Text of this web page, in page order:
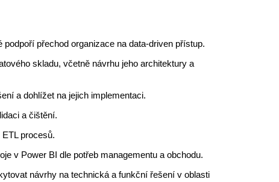
přechod organizace na data-driven přístup.
skladu, včetně návrhu jeho architektury a
a dohlížet na jejich implementaci.
a čištění.
procesů.
v Power BI dle potřeb managementu a obchodu.
návrhy na technická a funkční řešení v oblasti